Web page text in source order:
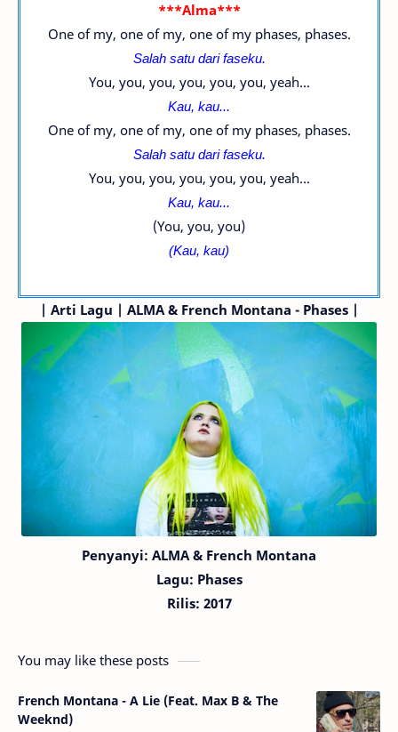
***Alma***
One of my, one of my, one of my phases, phases.
Salah satu dari faseku.
You, you, you, you, you, you, yeah...
Kau, kau...
One of my, one of my, one of my phases, phases.
Salah satu dari faseku.
You, you, you, you, you, you, yeah...
Kau, kau...
(You, you, you)
(Kau, kau)
| Arti Lagu | ALMA & French Montana - Phases |
Penyanyi: ALMA & French Montana
Lagu: Phases
Rilis: 2017
You may like these posts
French Montana - A Lie (Feat. Max B & The
Weeknd)